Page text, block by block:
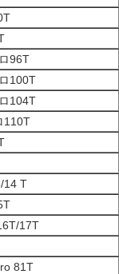
96T
100T
104T
110T
14 T
17T
81T